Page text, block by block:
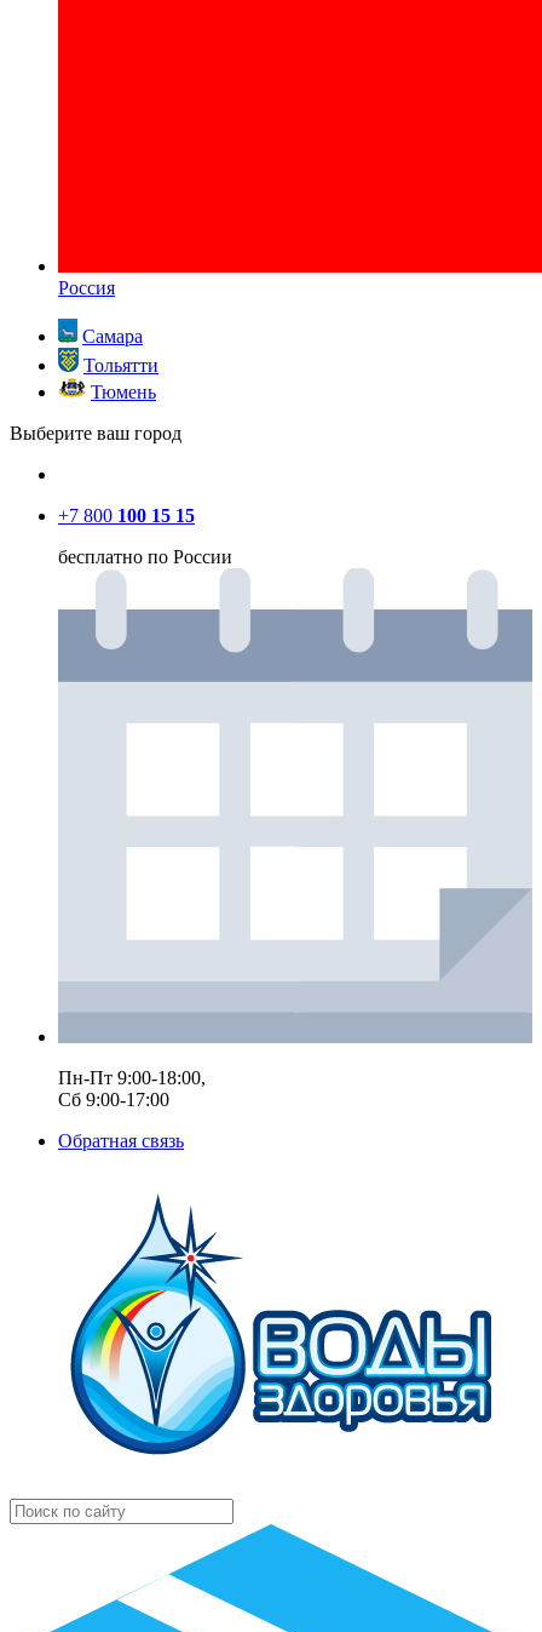
Россия
Самара
Тольятти
Тюмень
Выберите ваш город
+7 800 100 15 15
бесплатно по России
Пн-Пт 9:00-18:00,
Сб 9:00-17:00
Обратная связь